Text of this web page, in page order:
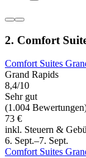
2. Comfort
Comfort Suites
Grand Rapids
8,4/10
Sehr gut
(1.004
73 €
inkl. Steuern &
6. Sept.–7. Sept.
Comfort Suites